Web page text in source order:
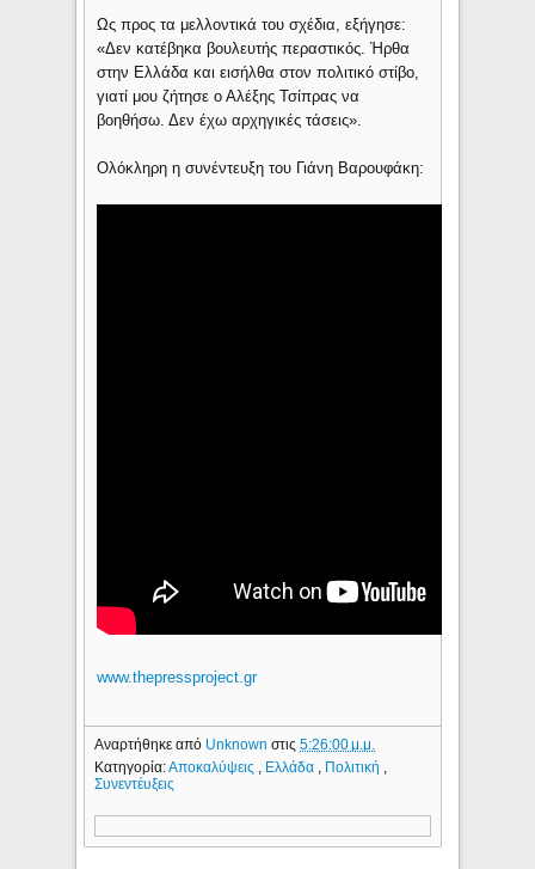
Ως προς τα μελλοντικά του σχέδια, εξήγησε:
«Δεν κατέβηκα βουλευτής περαστικός. Ήρθα
στην Ελλάδα και εισήλθα στον πολιτικό στίβο,
γιατί μου ζήτησε ο Αλέξης Τσίπρας να
βοηθήσω. Δεν έχω αρχηγικές τάσεις».
Ολόκληρη η συνέντευξη του Γιάνη Βαρουφάκη:
www.thepressproject.gr
Αναρτήθηκε από Unknownστις5:26:00 μ.μ.
Κατηγορία:Αποκαλύψεις Ελλάδα Πολιτική
Συνεντέυξεις